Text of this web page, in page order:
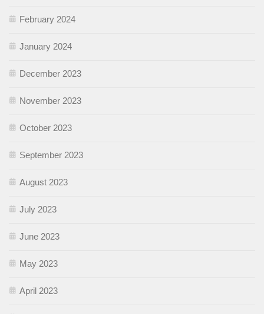
February 2024
January 2024
December 2023
November 2023
October 2023
September 2023
August 2023
July 2023
June 2023
May 2023
April 2023